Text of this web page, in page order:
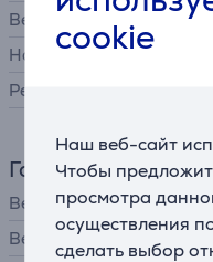
cookie
Наш веб-сайт
Чтобы
просмотра
осуществления
сделать выбор
Вертикальный поворот
Наклон
Регулировка высоты
Габариты
Вес
Вес без подставки